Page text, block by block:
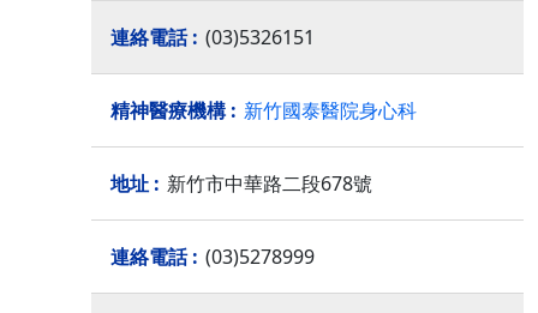
(03)5326151
新竹國泰醫院身心科
新竹市中華路二段678號
(03)5278999